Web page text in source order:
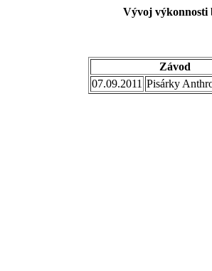
Vývoj výkonnosti
Závod
07.09.2011 Pisárky